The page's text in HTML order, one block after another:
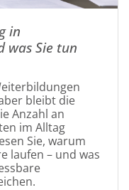
in
was Sie tun
bleibt die
Anzahl an
im Alltag
Sie, warum
laufen – und was